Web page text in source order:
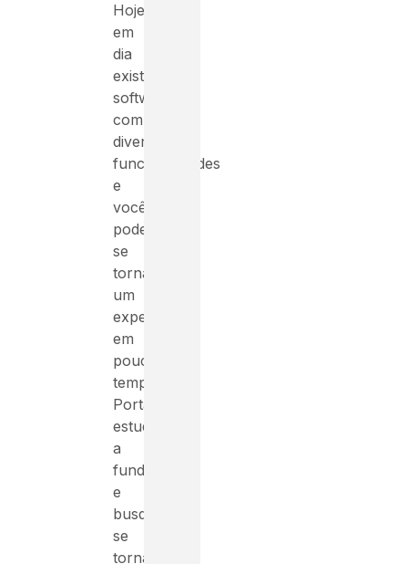
Hoje
em
dia
existem
softwares
com
diversas
funcionalidades
e
você
pode
se
tornar
um
expert
em
pouco
tempo.
Portanto,
estude
a
fundo
e
busque
se
tornar